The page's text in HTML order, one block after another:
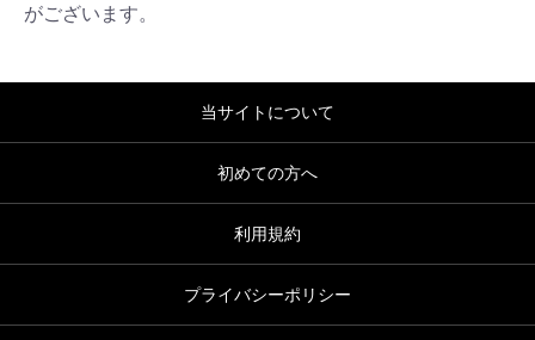
がございます。
当サイトについて
初めての方へ
利用規約
プライバシーポリシー